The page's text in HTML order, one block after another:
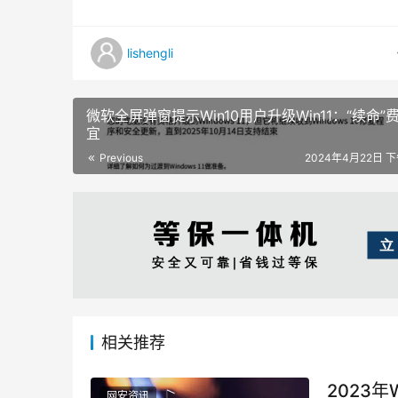
lishengli
微软全屏弹窗提示Win10用户升级Win11：“续命”
宜
Previous 2024年4月22日
相关推荐
2023年